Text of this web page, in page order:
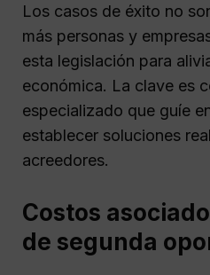
Los casos de éxito no
más personas y
esta legislación para
económica. La clave es
especializado que guíe
establecer soluciones
acreedores.
Costos
de segunda